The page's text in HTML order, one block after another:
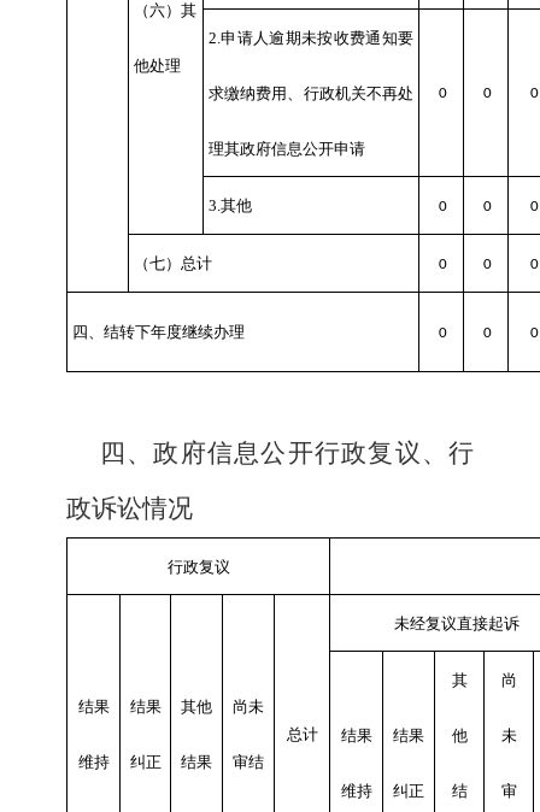
（六）其
他处理
2.申请人逾期未按收费通知要
求缴纳费用、行政机关不再处
理其政府信息公开申请
0 0 0
3.其他 0 0 0
（七）总计 0 0 0
四、结转下年度继续办理 0 0 0
四、政府信息公开行政复议、行
政诉讼情况
行政复议
结果
维持
结果
纠正
其他
结果
尚未
审结
总计
未经复议直接起诉
结果
维持
结果
纠正
其
他
结
尚
未
审